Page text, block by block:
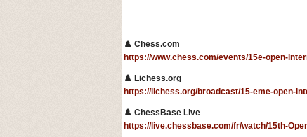
♟️ Chess.com
https://www.chess.com/events/15e-open-
♟️ Lichess.org
https://lichess.org/broadcast/15-eme-open-
♟️ ChessBase Live
https://live.chessbase.com/fr/watch/15th-